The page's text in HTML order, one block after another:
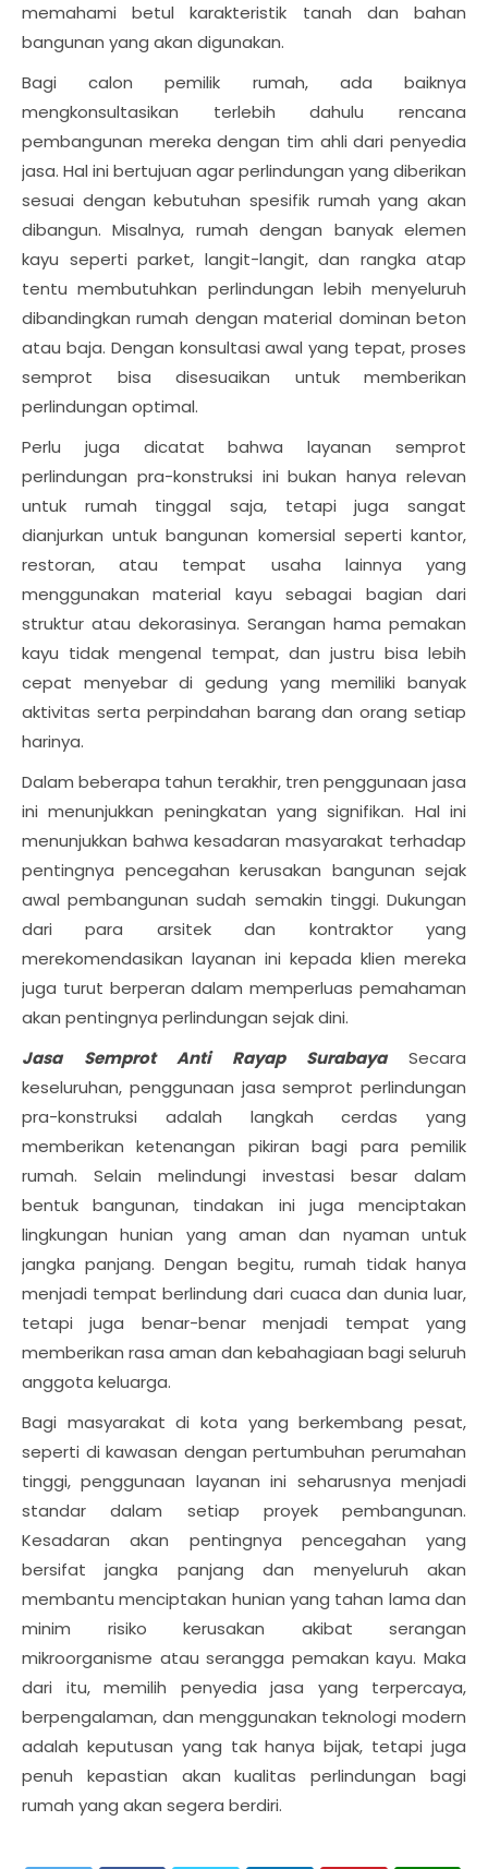
memahami betul karakteristik tanah dan bahan
bangunan yang akan digunakan.
Bagi calon pemilik rumah, ada baiknya
mengkonsultasikan terlebih dahulu rencana
pembangunan mereka dengan tim ahli dari penyedia
jasa. Hal ini bertujuan agar perlindungan yang diberikan
sesuai dengan kebutuhan spesifik rumah yang akan
dibangun. Misalnya, rumah dengan banyak elemen
kayu seperti parket, langit-langit, dan rangka atap
tentu membutuhkan perlindungan lebih menyeluruh
dibandingkan rumah dengan material dominan beton
atau baja. Dengan konsultasi awal yang tepat, proses
semprot bisa disesuaikan untuk memberikan
perlindungan optimal.
Perlu juga dicatat bahwa layanan semprot
perlindungan pra-konstruksi ini bukan hanya relevan
untuk rumah tinggal saja, tetapi juga sangat
dianjurkan untuk bangunan komersial seperti kantor,
restoran, atau tempat usaha lainnya yang
menggunakan material kayu sebagai bagian dari
struktur atau dekorasinya. Serangan hama pemakan
kayu tidak mengenal tempat, dan justru bisa lebih
cepat menyebar di gedung yang memiliki banyak
aktivitas serta perpindahan barang dan orang setiap
harinya.
Dalam beberapa tahun terakhir, tren penggunaan jasa
ini menunjukkan peningkatan yang signifikan. Hal ini
menunjukkan bahwa kesadaran masyarakat terhadap
pentingnya pencegahan kerusakan bangunan sejak
awal pembangunan sudah semakin tinggi. Dukungan
dari para arsitek dan kontraktor yang
merekomendasikan layanan ini kepada klien mereka
juga turut berperan dalam memperluas pemahaman
akan pentingnya perlindungan sejak dini.
Jasa Semprot Anti Rayap Surabaya
Secara
keseluruhan, penggunaan jasa semprot perlindungan
pra-konstruksi adalah langkah cerdas yang
memberikan ketenangan pikiran bagi para pemilik
rumah. Selain melindungi investasi besar dalam
bentuk bangunan, tindakan ini juga menciptakan
lingkungan hunian yang aman dan nyaman untuk
jangka panjang. Dengan begitu, rumah tidak hanya
menjadi tempat berlindung dari cuaca dan dunia luar,
tetapi juga benar-benar menjadi tempat yang
memberikan rasa aman dan kebahagiaan bagi seluruh
anggota keluarga.
Bagi masyarakat di kota yang berkembang pesat,
seperti di kawasan dengan pertumbuhan perumahan
tinggi, penggunaan layanan ini seharusnya menjadi
standar dalam setiap proyek pembangunan.
Kesadaran akan pentingnya pencegahan yang
bersifat jangka panjang dan menyeluruh akan
membantu menciptakan hunian yang tahan lama dan
minim risiko kerusakan akibat serangan
mikroorganisme atau serangga pemakan kayu. Maka
dari itu, memilih penyedia jasa yang terpercaya,
berpengalaman, dan menggunakan teknologi modern
adalah keputusan yang tak hanya bijak, tetapi juga
penuh kepastian akan kualitas perlindungan bagi
rumah yang akan segera berdiri.